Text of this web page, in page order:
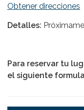
Obtener direcciones
Detalles:
Para reservar tu
el siguiente